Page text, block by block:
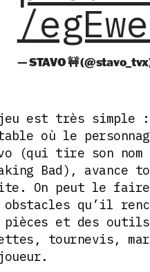
/
— STAVO 🚧
est très simple :
où le
(qui tire son nom
Bad), avance
On peut le
qu’il
pièces et des
tournevis,